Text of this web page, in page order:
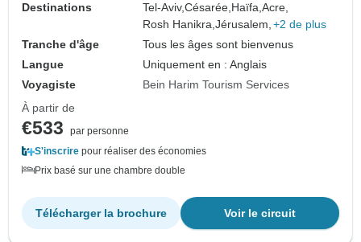
Destinations
Tel-Aviv,Césarée,Haïfa,Acre,
Rosh Hanikra,Jérusalem, +2 de plus
Tranche d'âge
Tous les âges sont bienvenus
Langue
Uniquement en : Anglais
Voyagiste
Bein Harim Tourism Services
À partir de
€533
par personne
S'inscrire pour réaliser des économies
Prix basé sur une chambre double
Voir le circuit
Télécharger la brochure